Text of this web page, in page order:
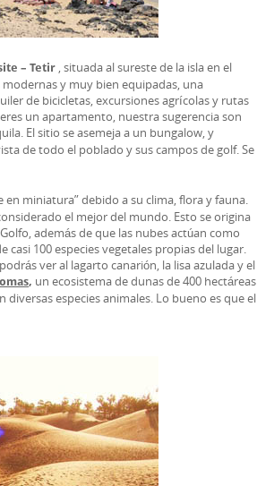
– Tetir , situada al sureste de la isla en el
y muy bien equipadas, una
de bicicletas, excursiones agrícolas y rutas
un apartamento, nuestra sugerencia son
El sitio se asemeja a un bungalow, y
de todo el poblado y sus campos de golf. Se
miniatura” debido a su clima, flora y fauna.
el mejor del mundo. Esto se origina
además de que las nubes actúan como
100 especies vegetales propias del lugar.
ver al lagarto canarión, la lisa azulada y el
, un ecosistema de dunas de 400 hectáreas
especies animales. Lo bueno es que el